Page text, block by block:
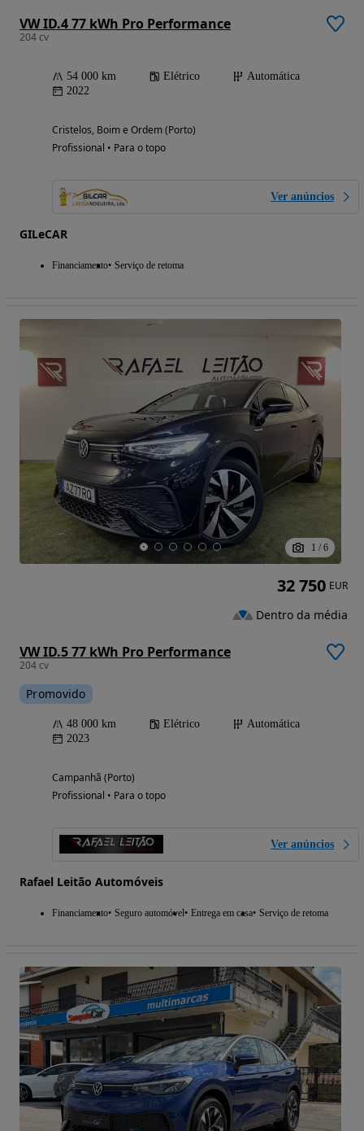
VW ID.4 77 kWh Pro Performance
204 cv
54 000 km Elétrico
Automática
2022
Cristelos, Boim e Ordem (Porto)
Profissional • Para o topo
Ver anúncios
GILeCAR
Financiamento Serviço de retoma
1 / 6
VW ID.5 77 kWh Pro Performance
204 cv
Promovido
48 000 km Elétrico
Automática
2023
Campanhã (Porto)
Profissional • Para o topo
Ver anúncios
Rafael Leitão Automóveis
Financiamento Seguro automóvel Entrega em casa Serviço de retoma
32 750 EUR
Dentro da média